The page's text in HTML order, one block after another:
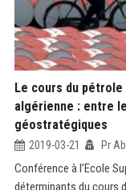
Le cours du pétrole
algérienne : entre
géostratégiques
2019-03-21 Pr
Conférence à l’Ecole
déterminants du cours